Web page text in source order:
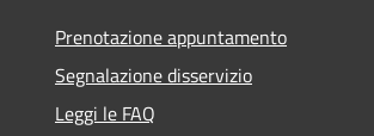
Prenotazione appuntamento
Segnalazione disservizio
Leggi le FAQ